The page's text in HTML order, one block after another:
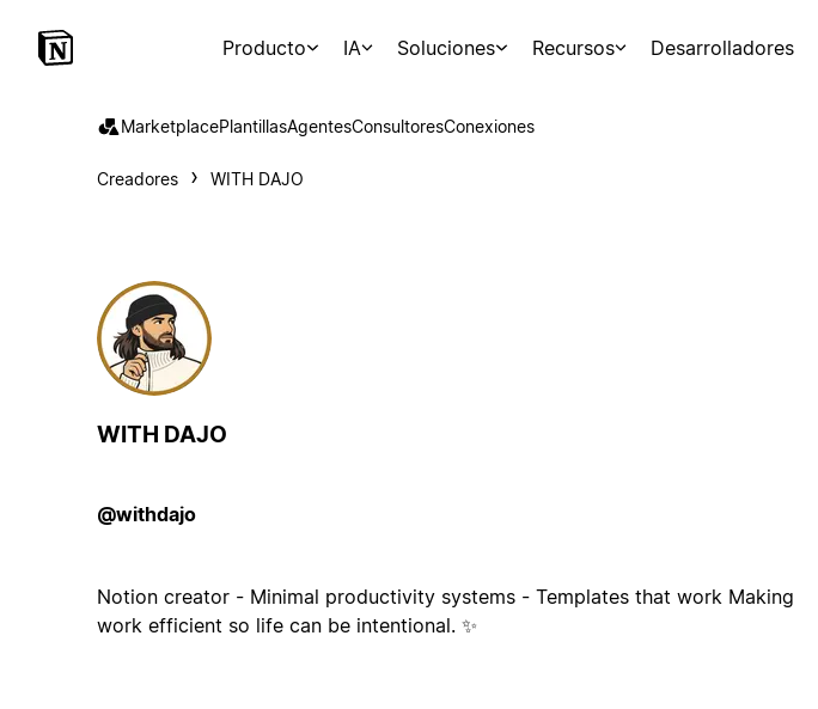
Producto IA Soluciones Recursos Desarrolladores
MarketplacePlantillasAgentesConsultoresConexiones
Creadores WITH DAJO
WITH DAJO
@withdajo
Notion creator - Minimal productivity systems - Templates that work Making
work efficient so life can be intentional. ✨